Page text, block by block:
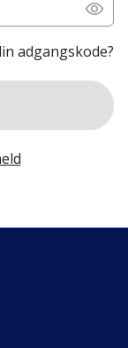
adgangskode?